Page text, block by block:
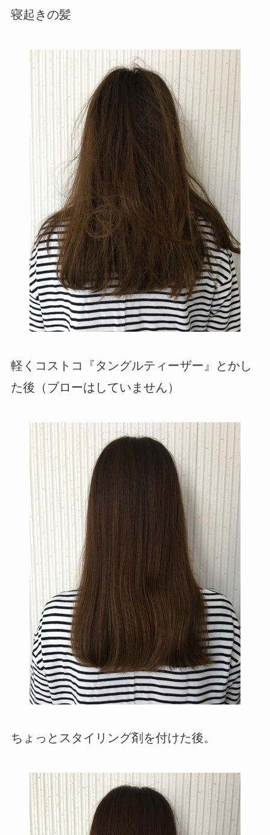
寝起きの髪
軽くコストコ『タングルティーザー』とかし
た後（ブローはしていません）
ちょっとスタイリング剤を付けた後。